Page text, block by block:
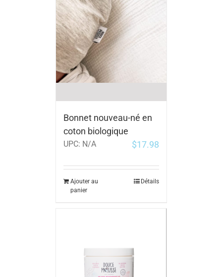
Bonnet nouveau-né en
coton biologique
UPC: N/A $17.98
Ajouter au
panier
Détails